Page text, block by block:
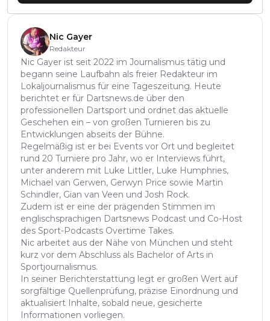
Nic Gayer
Redakteur
Nic Gayer ist seit 2022 im Journalismus tätig und
begann seine Laufbahn als freier Redakteur im
Lokaljournalismus für eine Tageszeitung. Heute
berichtet er für Dartsnews.de über den
professionellen Dartsport und ordnet das aktuelle
Geschehen ein – von großen Turnieren bis zu
Entwicklungen abseits der Bühne.
Regelmäßig ist er bei Events vor Ort und begleitet
rund 20 Turniere pro Jahr, wo er Interviews führt,
unter anderem mit Luke Littler, Luke Humphries,
Michael van Gerwen, Gerwyn Price sowie Martin
Schindler, Gian van Veen und Josh Rock.
Zudem ist er eine der prägenden Stimmen im
englischsprachigen Dartsnews Podcast und Co-Host
des Sport-Podcasts Overtime Takes.
Nic arbeitet aus der Nähe von München und steht
kurz vor dem Abschluss als Bachelor of Arts in
Sportjournalismus.
In seiner Berichterstattung legt er großen Wert auf
sorgfältige Quellenprüfung, präzise Einordnung und
aktualisiert Inhalte, sobald neue, gesicherte
Informationen vorliegen.